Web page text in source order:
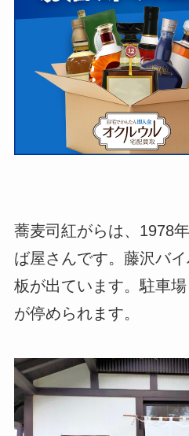
蕎麦司紅がらは、1978
ば屋さんです。藤沢バ
板が出ています。駐車
が停められます。